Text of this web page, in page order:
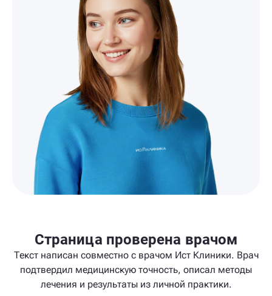
Страница проверена врачом
Текст написан совместно с врачом Ист Клиники. Врач
подтвердил медицинскую точность, описал методы
лечения и результаты из личной практики.